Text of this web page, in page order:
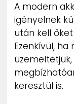
A modern
igényelnek
után kell
Ezenkívül,
keresztül is.